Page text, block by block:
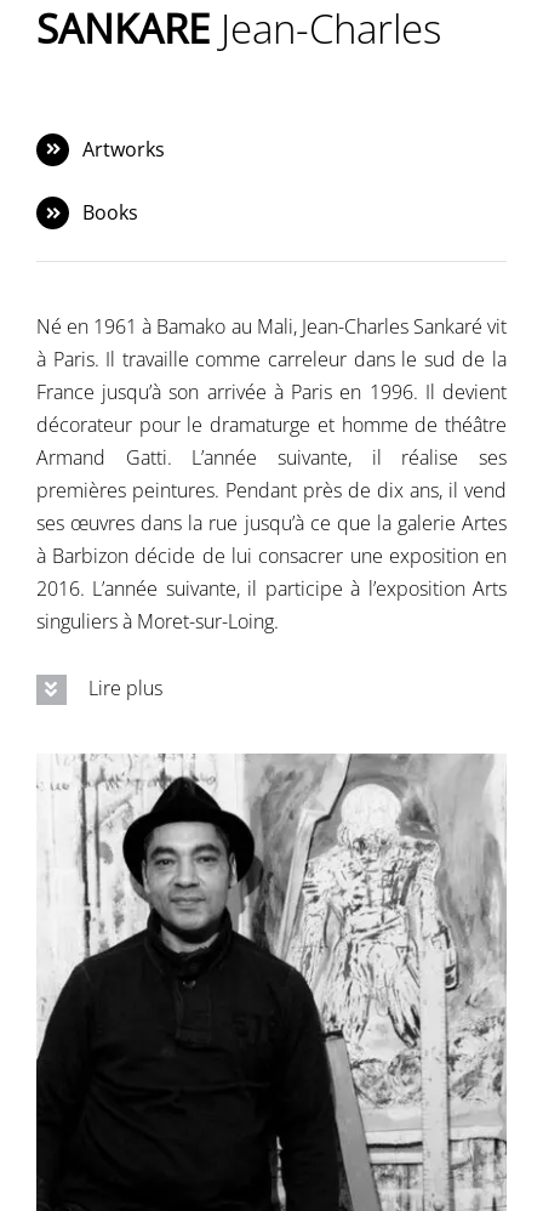
Éditions
Area revue)s(
Area antic
Blog
À propos
Contactez-nous
SANKAREJean-Charles
Artworks
Books
Né en 1961 à Bamako au Mali, Jean-Charles Sankaré vit
à Paris. Il travaille comme carreleur dans le sud de la
France jusqu’à son arrivée à Paris en 1996. Il devient
décorateur pour le dramaturge et homme de théâtre
Armand Gatti. L’année suivante, il réalise ses
premières peintures. Pendant près de dix ans, il vend
ses œuvres dans la rue jusqu’à ce que la galerie Artes
à Barbizon décide de lui consacrer une exposition en
2016. L’année suivante, il participe à l’exposition Arts
singuliers à Moret-sur-Loing.
Lire plus